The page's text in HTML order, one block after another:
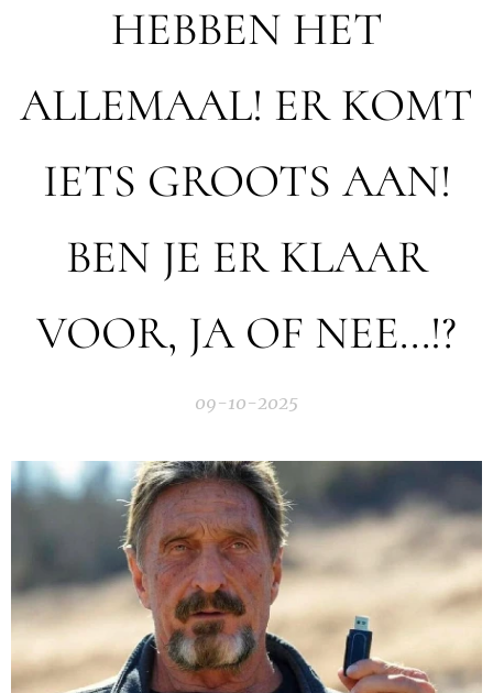
HEBBEN HET
ALLEMAAL! ER KOMT
IETS GROOTS AAN!
BEN JE ER KLAAR
VOOR, JA OF NEE...!?
09-10-2025